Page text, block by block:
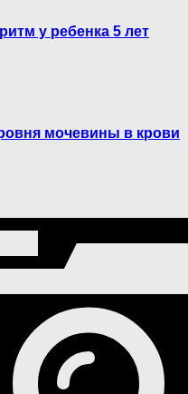
у ребенка 5 лет
мочевины в крови